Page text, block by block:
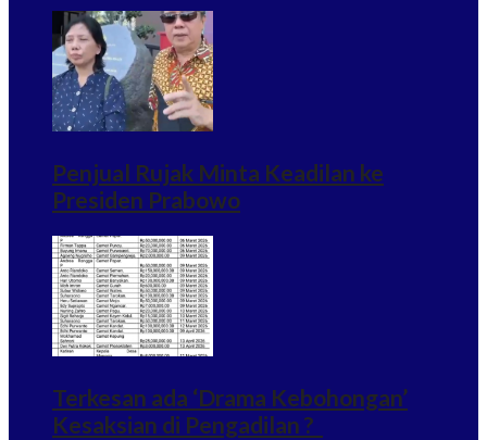
Penjual Rujak Minta Keadilan ke
Presiden Prabowo
Terkesan ada ‘Drama Kebohongan’
Kesaksian di Pengadilan ?